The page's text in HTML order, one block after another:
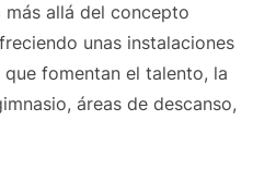
allá del concepto
unas instalaciones
fomentan el talento, la
áreas de descanso,